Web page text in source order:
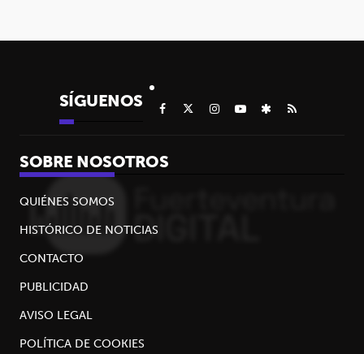
SÍGUENOS
SOBRE NOSOTROS
QUIÉNES SOMOS
HISTÓRICO DE NOTICIAS
CONTACTO
PUBLICIDAD
AVISO LEGAL
POLÍTICA DE COOKIES